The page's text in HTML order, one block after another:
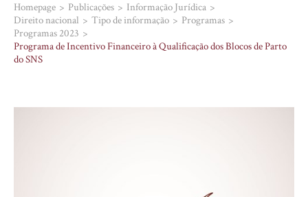
Homepage Publicações
Informação Jurídica
Direito nacional
Tipo de informação
Programas
Programas 2023
Programa de Incentivo Financeiro à Qualificação dos Blocos de Parto
do SNS